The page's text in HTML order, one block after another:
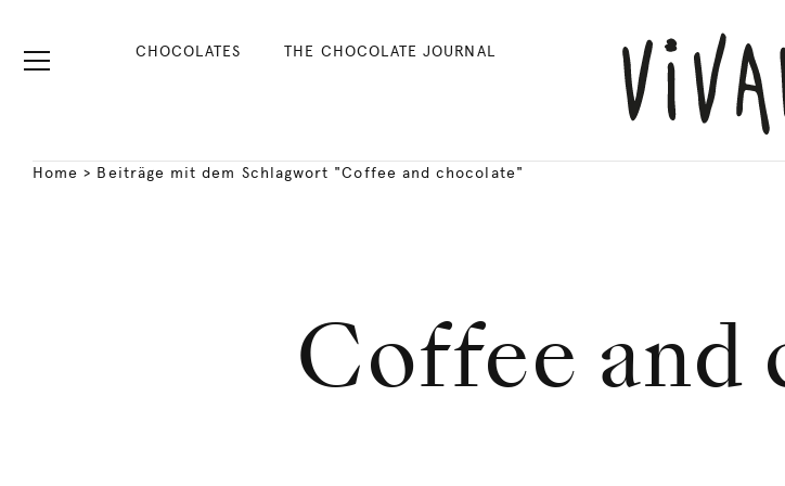
CHOCOLATES THE CHOCOLATE JOURNAL
Home > Beiträge mit dem Schlagwort "Coffee and chocolate"
Coffee and